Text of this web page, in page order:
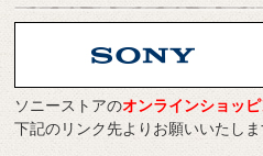
ソニーストアのオンラインショッ
下記のリンク先よりお願いいたし